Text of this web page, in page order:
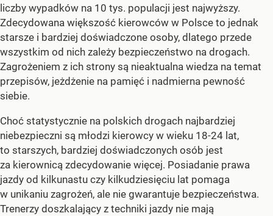
liczby wypadków na 10 tys. populacji jest najwyższy.
Zdecydowana większość kierowców w Polsce to jednak
starsze i bardziej doświadczone osoby, dlatego przede
wszystkim od nich zależy bezpieczeństwo na drogach.
Zagrożeniem z ich strony są nieaktualna wiedza na temat
przepisów, jeżdżenie na pamięć i nadmierna pewność
siebie.
Choć statystycznie na polskich drogach najbardziej
niebezpieczni są młodzi kierowcy w wieku 18-24 lat,
to starszych, bardziej doświadczonych osób jest
za kierownicą zdecydowanie więcej. Posiadanie prawa
jazdy od kilkunastu czy kilkudziesięciu lat pomaga
w unikaniu zagrożeń, ale nie gwarantuje bezpieczeństwa.
Trenerzy doszkalający z techniki jazdy nie mają